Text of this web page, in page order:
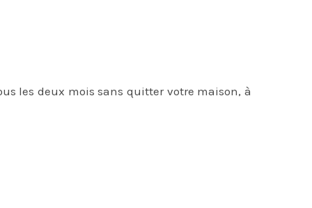
les deux mois sans quitter votre maison, à